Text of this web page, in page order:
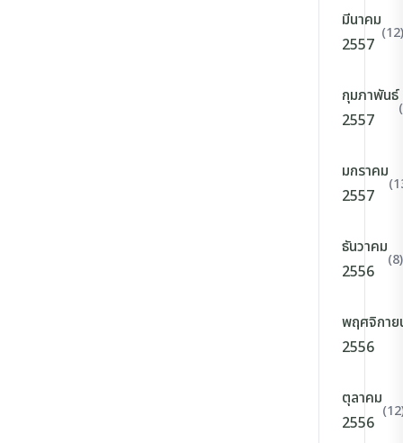
มีนาคม
2557
(12)
กุมภาพันธ์
2557
มกราคม
2557
ธันวาคม
2556
(8)
พฤศจิกาย
2556
ตุลาคม
2556